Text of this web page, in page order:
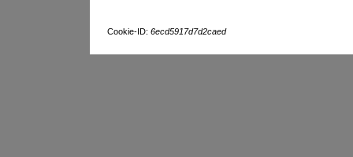
Cookie-ID: 6ecd5917d7d2caed